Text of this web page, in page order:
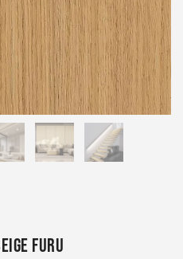
Furu